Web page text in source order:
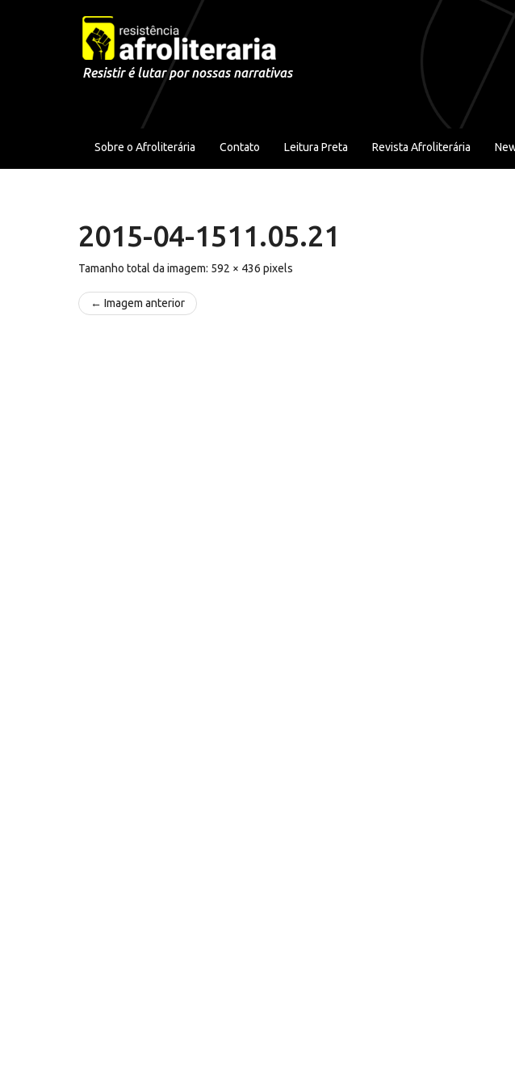
Pular para o conteúdo
Resistir é lutar por nossas narrativas
Sobre o Afroliterária Contato Leitura Preta Revista Afroliterária
2015-04-1511.05.21
Tamanho total da imagem: 592 × 436 pixels
← Imagem anterior